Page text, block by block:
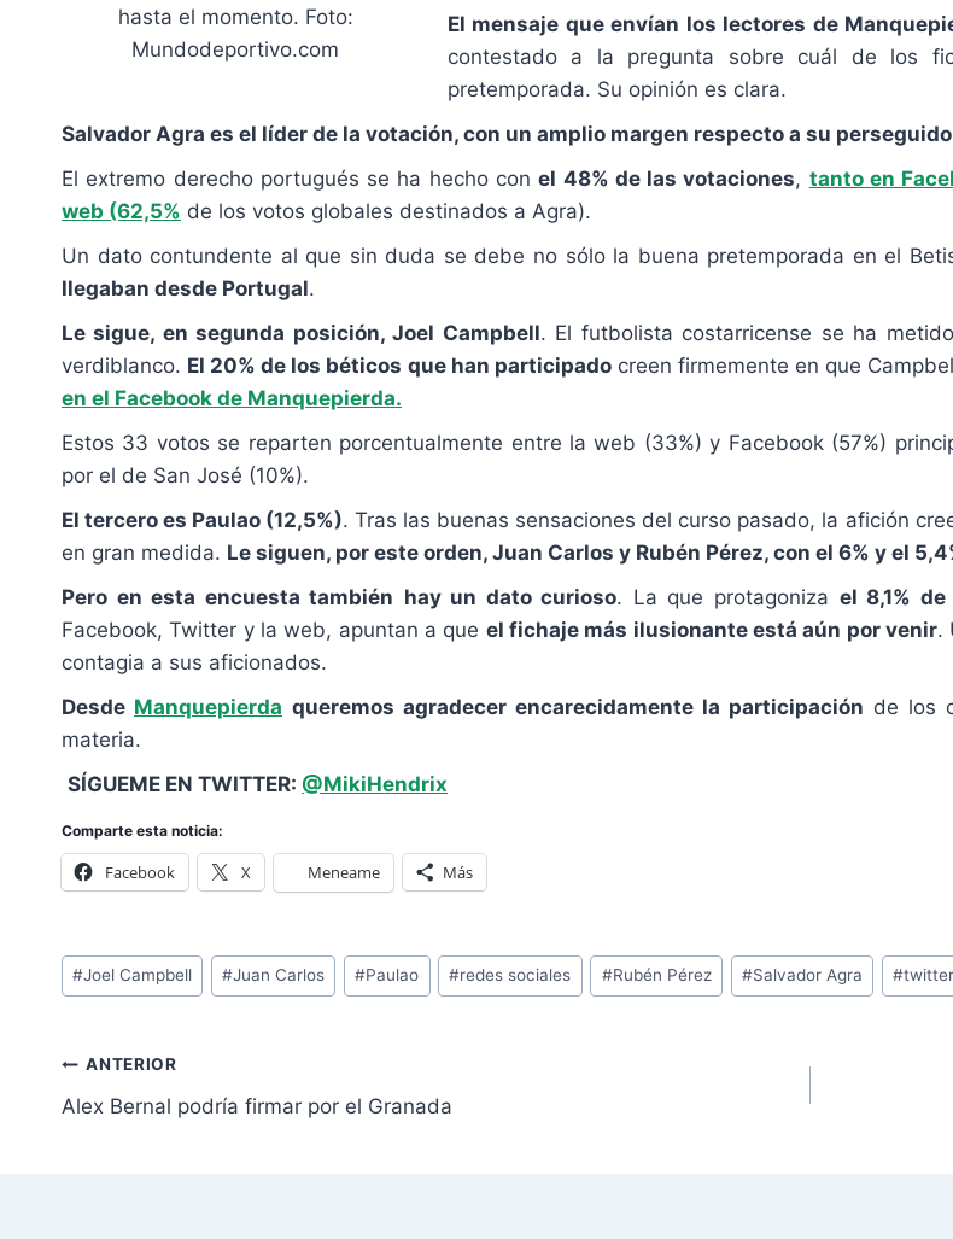
hasta el momento. Foto:
Mundodeportivo.com
El mensaje que envían los lectores de
contestado a la pregunta sobre cuál de los
pretemporada. Su opinión es clara.
Salvador Agra es el líder de la votación, con un amplio margen respecto a su
El extremo derecho portugués se ha hecho conel 48% de las votaciones, tanto en
web (62,5% de los votos globales destinados a Agra).
Un dato contundente al que sin duda se debe no sólo la buena pretemporada en el
llegaban desde Portugal.
Le sigue, en segunda posición, Joel Campbell. El futbolista costarricense se ha
verdiblanco. El 20% de los béticos que han participadocreen firmemente en que
en el Facebook de Manquepierda.
Estos 33 votos se reparten porcentualmente entre la web (33%) y Facebook (57%)
por el de San José (10%).
El tercero es Paulao (12,5%). Tras las buenas sensaciones del curso pasado, la afición
en gran medida. Le siguen, por este orden, Juan Carlos y Rubén Pérez, con el 6% y el
Pero en esta encuesta también hay un dato curioso. La que protagoniza el 8,1%
Facebook, Twitter y la web, apuntan a que el fichaje más ilusionante está aún por venir.
contagia a sus aficionados.
Desde Manquepierda queremos agradecer encarecidamente la participación de los
materia.
SÍGUEME EN TWITTER: @MikiHendrix
Comparte esta noticia:
Facebook X Meneame Más
Etiquetas
de
entrada:
#Joel Campbell #Juan Carlos #Paulao #redes sociales #Rubén Pérez #Salvador Agra #twitter
Navegación
de
ANTERIOR
Alex Bernal podría firmar por el Granada